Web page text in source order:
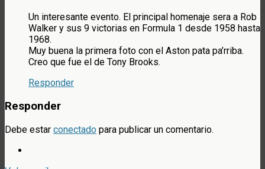
Un interesante evento. El principal homenaje sera a Rob
Walker y sus 9 victorias en Formula 1 desde 1958 hasta
1968.
Muy buena la primera foto con el Aston pata pa’rriba.
Creo que fue el de Tony Brooks.
Responder
Responder
Debe estar conectado para publicar un comentario.